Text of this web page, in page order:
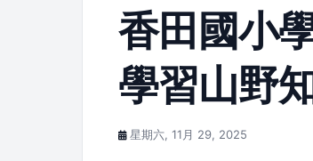
香田國小
學習山野
星期六, 11月 29, 2025